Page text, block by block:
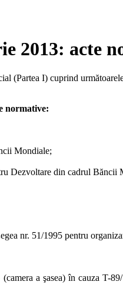
2013: acte
(Partea I) cuprind
normative:
Mondiale;
Dezvoltare din cadrul Băncii
nr. 51/1995 pentru
a şasea) în cauza T-